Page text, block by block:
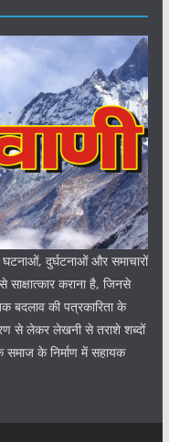
घटनाओं, दुर्घटनाओं और समाचारों
कराना है, जिनसे
बदलाव की पत्रकारिता के
से लेकर लेखनी से तराशे शब्दों
के निर्माण में सहायक